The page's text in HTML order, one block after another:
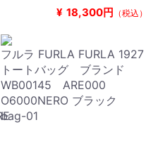
¥ 18,300円 （税込）
フルラ FURLA FURLA 1927
トートバッグ ブランド
WB00145 ARE000
O6000NERO ブラック
bag-01